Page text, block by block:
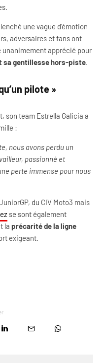
une vague d’émotion
adversaires et fans ont
unanimement apprécié pour
sa gentillesse hors-piste.
pilote »
son team Estrella Galicia a
:
nous avons perdu un
passionné et
perte immense pour nous
du CIV Moto3 mais
se sont également
la précarité de la ligne
exigeant.